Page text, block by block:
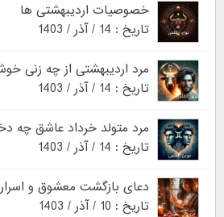
خصوصیات اردیبهشتی ها
تاریخ : 14 / آذر / 1403
مرد اردیبهشتی از چه زنی
تاریخ : 14 / آذر / 1403
مرد متولد خرداد عاشق چه
تاریخ : 14 / آذر / 1403
دعای بازگشت معشوق و
تاریخ : 10 / آذر / 1403